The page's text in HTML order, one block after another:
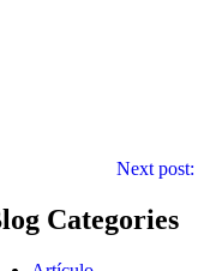
Next post:
Categories